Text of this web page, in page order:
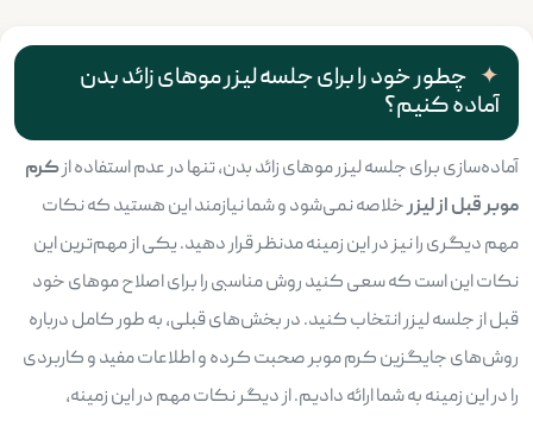
چطور خود را برای جلسه لیزر موهای زائد بدن
آماده کنیم؟
آماده‌سازی برای جلسه لیزر موهای زائد بدن، تنها در عدم استفاده ازکرم
موبر قبل از لیزرخلاصه نمی‌شود و شما نیازمند این هستید که نکات
مهم دیگری را نیز در این زمینه مدنظر قرار دهید. یکی از مهم‌ترین این
نکات این است که سعی کنید روش مناسبی را برای اصلاح موهای خود
قبل از جلسه لیزر انتخاب کنید. در بخش‌های قبلی، به طور کامل درباره
روش‌های جایگزین کرم موبر صحبت کرده و اطلاعات مفید و کاربردی
را در این زمینه به شما ارائه دادیم. از دیگر نکات مهم در این زمینه،